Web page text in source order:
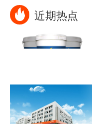
近期热点